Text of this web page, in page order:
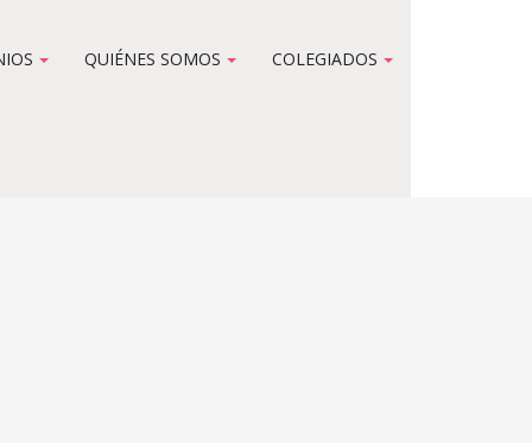
QUIÉNES SOMOS COLEGIADOS